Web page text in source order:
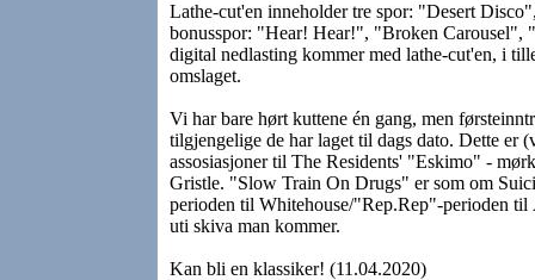
Lathe-cut'en inneholder tre spor: "Desert
bonusspor: "Hear! Hear!", "Broken
digital nedlasting kommer med lathe-cut'en, i
omslaget.
Vi har bare hørt kuttene én gang, men
tilgjengelige de har laget til dags dato. Dette er
assosiasjoner til The Residents' "Eskimo" -
Gristle. "Slow Train On Drugs" er som om
perioden til Whitehouse/"Rep.Rep"-perioden
uti skiva man kommer.
Kan bli en klassiker! (11.04.2020)